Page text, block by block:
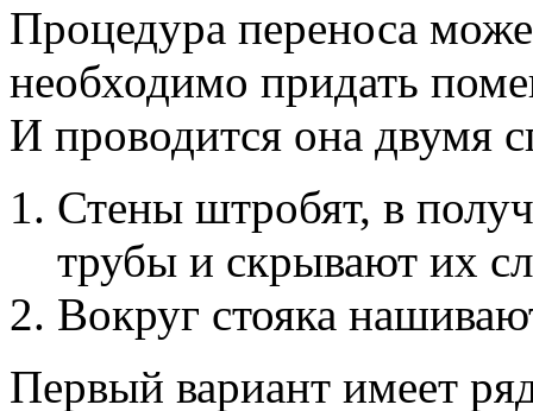
Процедура переноса
необходимо придать
И проводится она двумя
Стены штробят, в
трубы и скрывают их
Вокруг стояка
Первый вариант имеет